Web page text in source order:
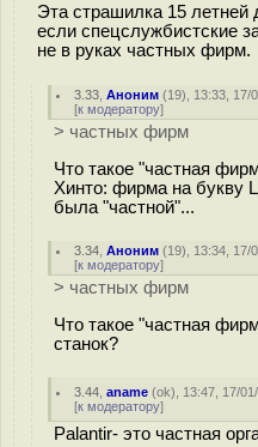
Эта страшилка 15 летней
если спецслужбистские
не в руках частных фирм.
3.33 ,Аноним (19), 13:33, 17/
[к модератору]
> частных фирм
Что такое "частная
Хинто: фирма на букву
была "частной"...
3.34 ,Аноним (19), 13:34, 17/
[к модератору]
> частных фирм
Что такое "частная
станок?
3.44 ,aname (ok), 13:47, 17/
[к модератору]
Palantir- это частная